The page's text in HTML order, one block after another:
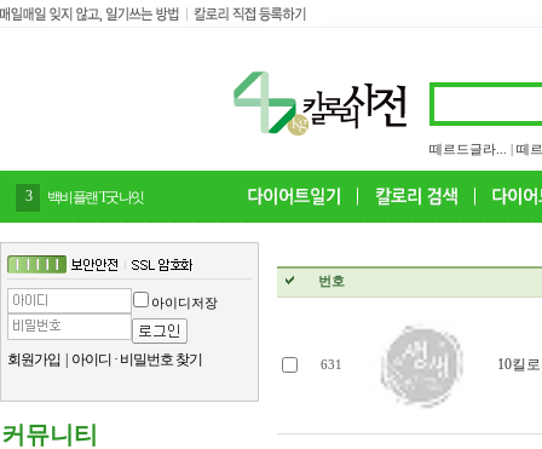
떼르드글라... 떼
4 감말랭이
아이디저장
회원가입 아이디 · 비밀번호 찾기
커뮤니티
번호
631 10킬